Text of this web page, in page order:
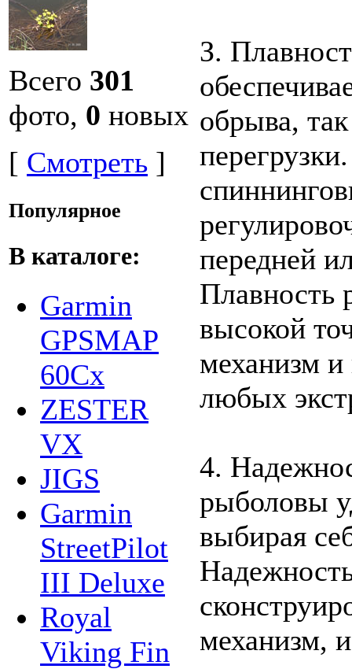
Всего 301
фото, 0 новых
[ Смотреть ]
Популярное
В каталоге:
Garmin
GPSMAP
60Cx
ZESTER
VX
JIGS
Garmin
StreetPilot
III Deluxe
Royal
Viking Fin
З.
обрыва,
передней
Плавность
высокой
механизм
любых
4.
рыболовы
выбирая
механизм,